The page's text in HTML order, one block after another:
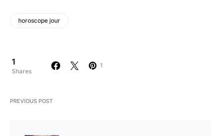
horoscope jour
1
Shares
1
PREVIOUS POST